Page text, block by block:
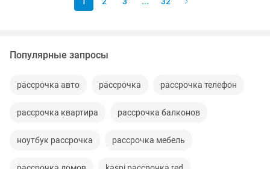
Популярные запросы
рассрочка авто рассрочка рассрочка телефон
рассрочка квартира рассрочка балконов
ноутбук рассрочка рассрочка мебель